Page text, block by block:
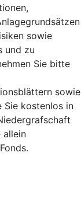
sowie
und zu
Sie bitte
sowie
Sie kostenlos in
allein